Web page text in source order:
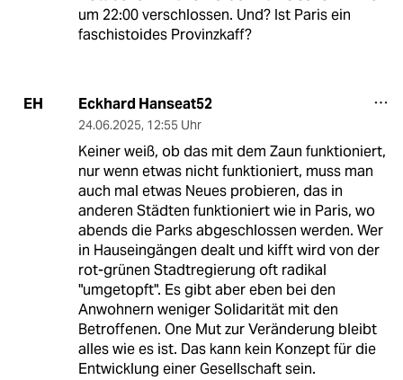
um 22:00 verschlossen. Und? Ist Paris ein
faschistoides Provinzkaff?
EH Eckhard Hanseat52
24.06.2025, 12:55 Uhr
Keiner weiß, ob das mit dem Zaun funktioniert,
nur wenn etwas nicht funktioniert, muss man
auch mal etwas Neues probieren, das in
anderen Städten funktioniert wie in Paris, wo
abends die Parks abgeschlossen werden. Wer
in Hauseingängen dealt und kifft wird von der
rot-grünen Stadtregierung oft radikal
"umgetopft". Es gibt aber eben bei den
Anwohnern weniger Solidarität mit den
Betroffenen. One Mut zur Veränderung bleibt
alles wie es ist. Das kann kein Konzept für die
Entwicklung einer Gesellschaft sein.